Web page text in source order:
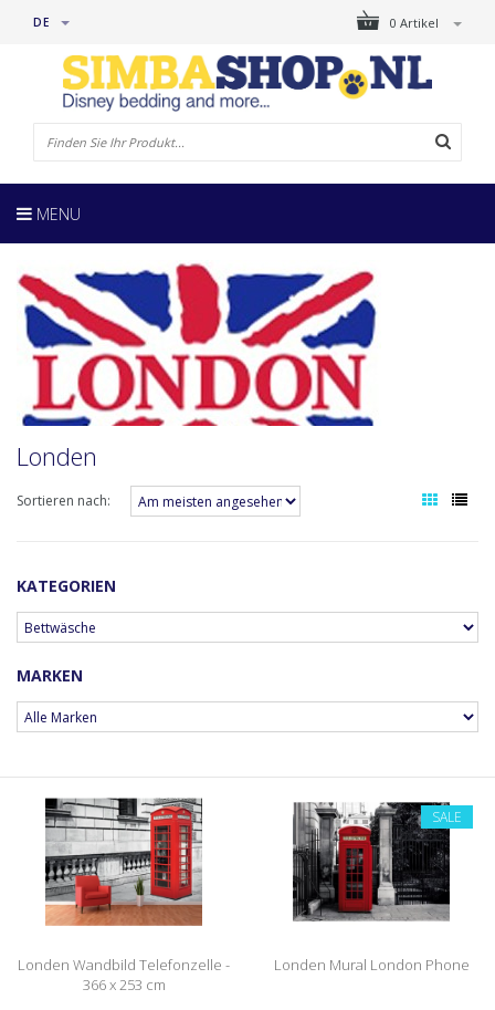
0 Artikel
DE
MENU
Londen
Sortieren nach:
KATEGORIEN
MARKEN
Londen Wandbild Telefonzelle -
366 x 253 cm
SALE
Londen Mural London Phone